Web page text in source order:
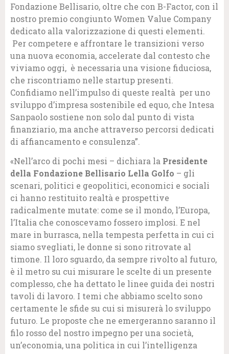
Fondazione Bellisario, oltre che con B-Factor, con il
nostro premio congiunto Women Value Company
dedicato alla valorizzazione di questi elementi.
Per competere e affrontare le transizioni verso
una nuova economia, accelerate dal contesto che
viviamo oggi, è necessaria una visione fiduciosa,
che riscontriamo nelle startup presenti.
Confidiamo nell’impulso di queste realtà per uno
sviluppo d’impresa sostenibile ed equo, che Intesa
Sanpaolo sostiene non solo dal punto di vista
finanziario, ma anche attraverso percorsi dedicati
di affiancamento e consulenza”.
«Nell’arco di pochi mesi – dichiara la Presidente
della Fondazione Bellisario Lella Golfo – gli
scenari, politici e geopolitici, economici e sociali
ci hanno restituito realtà e prospettive
radicalmente mutate: come se il mondo, l’Europa,
l’Italia che conoscevamo fossero implosi. E nel
mare in burrasca, nella tempesta perfetta in cui ci
siamo svegliati, le donne si sono ritrovate al
timone. Il loro sguardo, da sempre rivolto al futuro,
è il metro su cui misurare le scelte di un presente
complesso, che ha dettato le linee guida dei nostri
tavoli di lavoro. I temi che abbiamo scelto sono
certamente le sfide su cui si misurerà lo sviluppo
futuro. Le proposte che ne emergeranno saranno il
filo rosso del nostro impegno per una società,
un’economia, una politica in cui l’intelligenza